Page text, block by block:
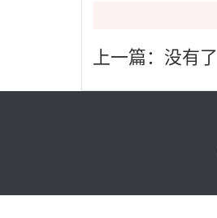
上一篇： 没有了